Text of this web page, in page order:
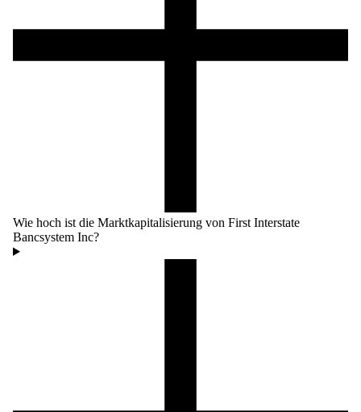
Wie hoch ist die Marktkapitalisierung von First Interstate
Bancsystem Inc?